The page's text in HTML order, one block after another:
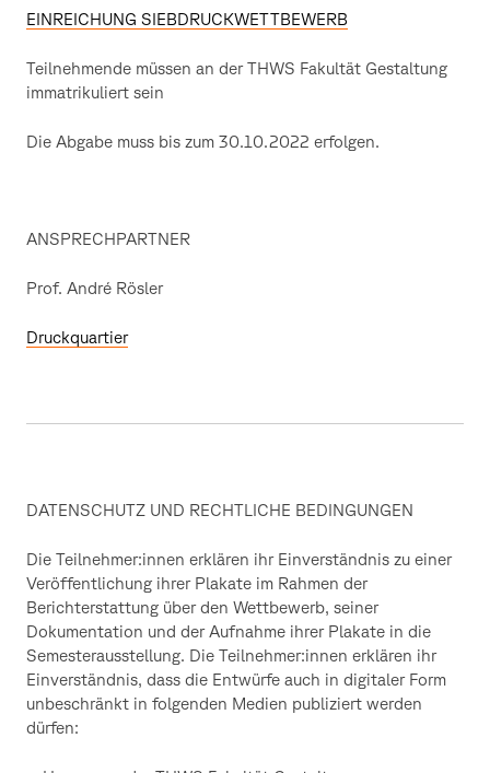
EINREICHUNG SIEBDRUCKWETTBEWERB
Teilnehmende müssen an der THWS Fakultät Gestaltung
immatrikuliert sein
Die Abgabe muss bis zum 30.10.2022 erfolgen.
ANSPRECHPARTNER
Prof. André Rösler
Druckquartier
DATENSCHUTZ UND RECHTLICHE BEDINGUNGEN
Die Teilnehmer:innen erklären ihr Einverständnis zu einer
Veröffentlichung ihrer Plakate im Rahmen der
Berichterstattung über den Wettbewerb, seiner
Dokumentation und der Aufnahme ihrer Plakate in die
Semesterausstellung. Die Teilnehmer:innen erklären ihr
Einverständnis, dass die Entwürfe auch in digitaler Form
unbeschränkt in folgenden Medien publiziert werden
dürfen: